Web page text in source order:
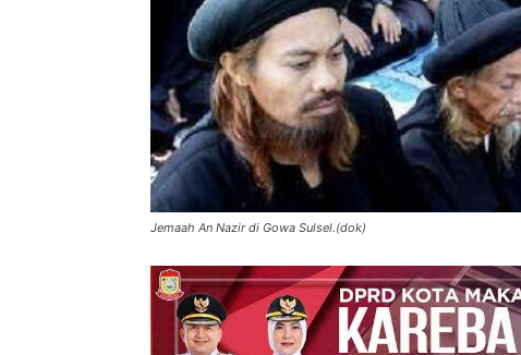
Jemaah An Nazir di Gowa Sulsel.(dok)